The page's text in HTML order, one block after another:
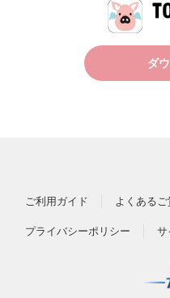
ダ
ご利用ガイド よくあるご
プライバシーポリシー サ